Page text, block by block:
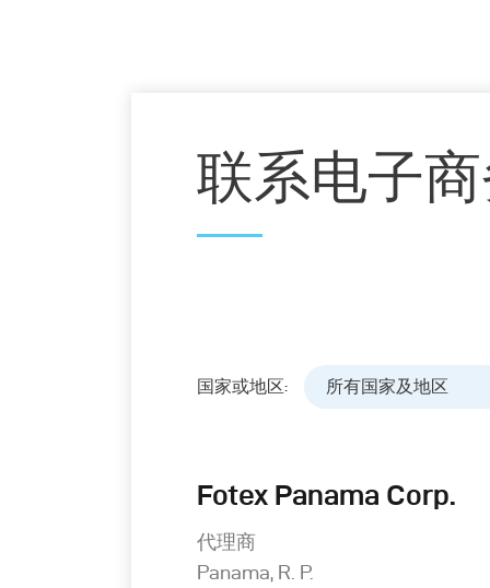
联系电子
国家或地区: 所有国家及地区
Fotex Panama Corp.
代理商
Panama, R. P.